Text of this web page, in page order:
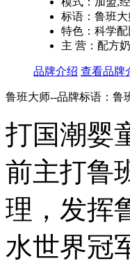
标语：鲁班
特色：科学
主 营：配方
品牌介绍 查看品牌
鲁班大师--品牌标语： 鲁
打国潮婴
前主打鲁
理，发挥
水世界冠